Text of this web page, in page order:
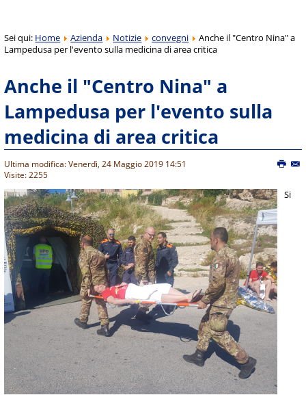
Sei qui: Home Azienda Notizie convegni
Anche il "Centro Nina" a
Lampedusa per l'evento sulla medicina di area critica
Anche il "Centro Nina" a
Lampedusa per l'evento sulla
medicina di area critica
Ultima modifica: Venerdì, 24 Maggio 2019 14:51
Visite: 2255
Si